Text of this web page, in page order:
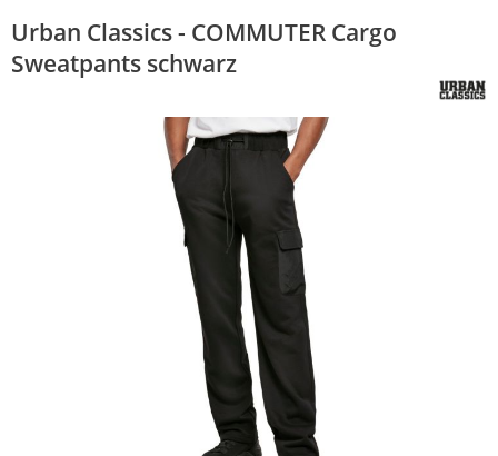
Urban Classics - COMMUTER Cargo
Sweatpants schwarz